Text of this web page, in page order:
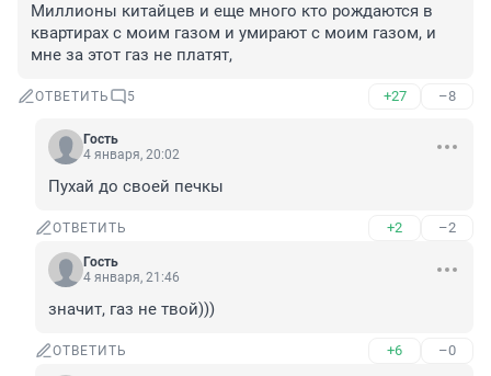
Миллионы китайцев и еще много кто рождаются в
квартирах с моим газом и умирают с моим газом, и
мне за этот газ не платят,
ОТВЕТИТЬ 5 +27 –8
Гость
4 января, 20:02
Пухай до своей печкы
ОТВЕТИТЬ +2 –2
Гость
4 января, 21:46
значит, газ не твой)))
ОТВЕТИТЬ +6 –0